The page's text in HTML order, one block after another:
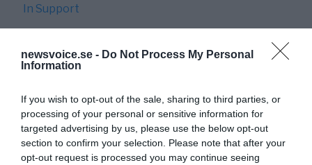
newsvoice.se - Do Not Process My Personal
Information
If you wish to opt-out of the sale, sharing to third parties, or
processing of your personal or sensitive information for
targeted advertising by us, please use the below opt-out
section to confirm your selection. Please note that after your
opt-out request is processed you may continue seeing
In Support